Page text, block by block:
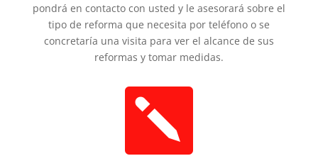
pondrá en contacto con usted y le asesorará sobre el
tipo de reforma que necesita por teléfono o se
concretaría una visita para ver el alcance de sus
reformas y tomar medidas.
